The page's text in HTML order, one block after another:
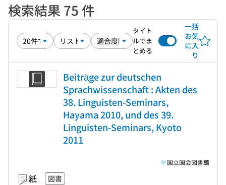
検索結果 75 件
タイト
ルでま
とめる
一括
お気
に入
り
Beiträge zur deutschen
Sprachwissenschaft : Akten des
38. Linguisten-Seminars,
Hayama 2010, und des 39.
Linguisten-Seminars, Kyoto
2011
紙 図書
国立国会図書館